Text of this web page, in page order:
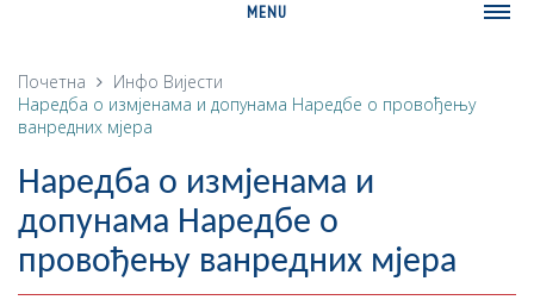
MENU
О ОПШТИНИ
Историја
Географија
Насељена мјеста
Занимљивости
Почетна Инфо Вијести
Наредба о измјенама и допунама Наредбе о провођењу
ванредних мјера
Наредба о измјенама и
допунама Наредбе о
провођењу ванредних мјера